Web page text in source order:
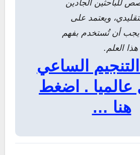
للباحثين الجادين
ويعتمد على
أن تُستخدم بفهم
العلم.
الساعي
عالميا . اضغط
هنا …